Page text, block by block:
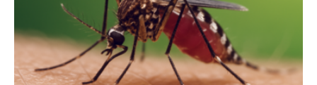
die noch heute in der Natur vorkommt: die
Süßwasseralge Coleochaetophyceae. Einige Arten
dieser Gruppe bilden aus Zellfäden dichte Geflechte
mit scheibenförmiger Gestalt. Was auffällig ist: Die
nächsten…